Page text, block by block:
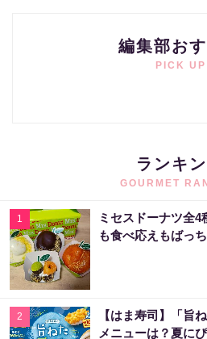
編集部お
PICK UP
ランキ
GOURMET
1
ミセスドーナツ全4
も食べ応えもばっ
2
【はま寿司】「旨
メニューは？夏に